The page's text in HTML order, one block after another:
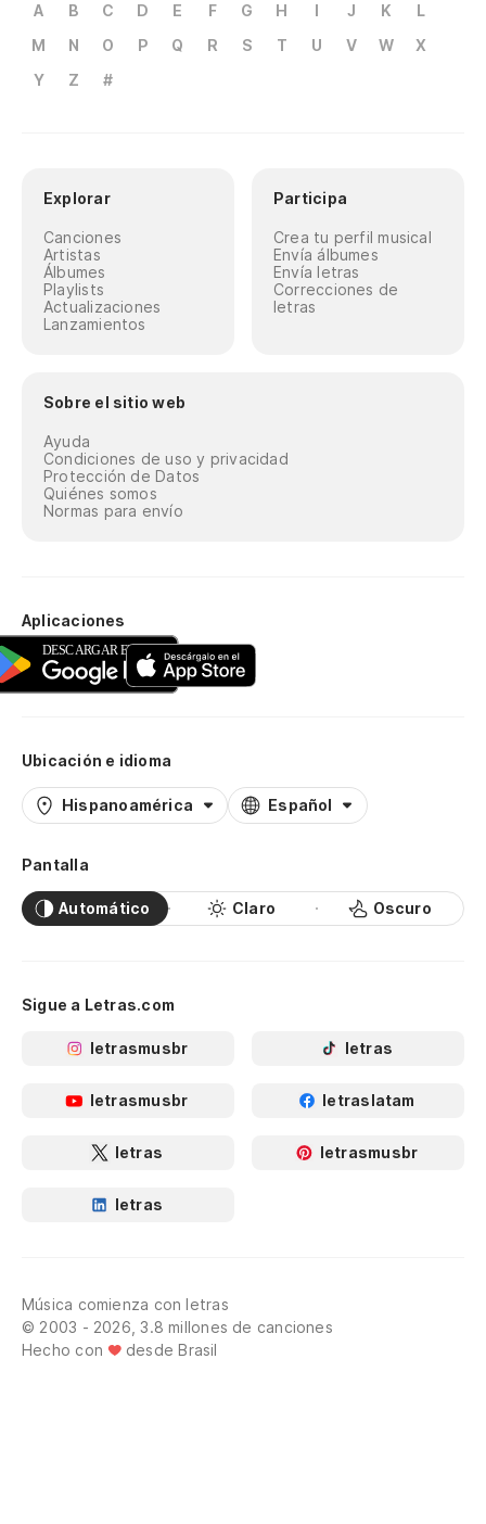
A B C D E F G H I J K
L
M
N O P Q R S T U V W
X
Y
Z #
Explorar
Canciones
Artistas
Álbumes
Playlists
Actualizaciones
Lanzamientos
Participa
Crea tu perfil musical
Envía álbumes
Envía letras
Correcciones de
letras
Sobre el sitio web
Ayuda
Condiciones de uso y privacidad
Protección de Datos
Quiénes somos
Normas para envío
Aplicaciones
Ubicación e idioma
Hispanoamérica Español
Pantalla
Automático Claro Oscuro
Sigue a Letras.com
letrasmusbr letras
letrasmusbr letraslatam
letras letrasmusbr
letras
Música comienza con letras
© 2003 - 2026, 3.8 millones de canciones
Hecho con
desde Brasil